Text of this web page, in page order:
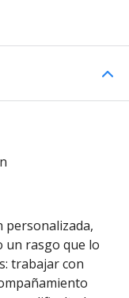
personalizada,
un rasgo que lo
trabajar con